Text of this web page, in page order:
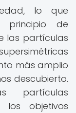
lo que
principio de
las partículas
más amplio
descubierto.
partículas
los objetivos